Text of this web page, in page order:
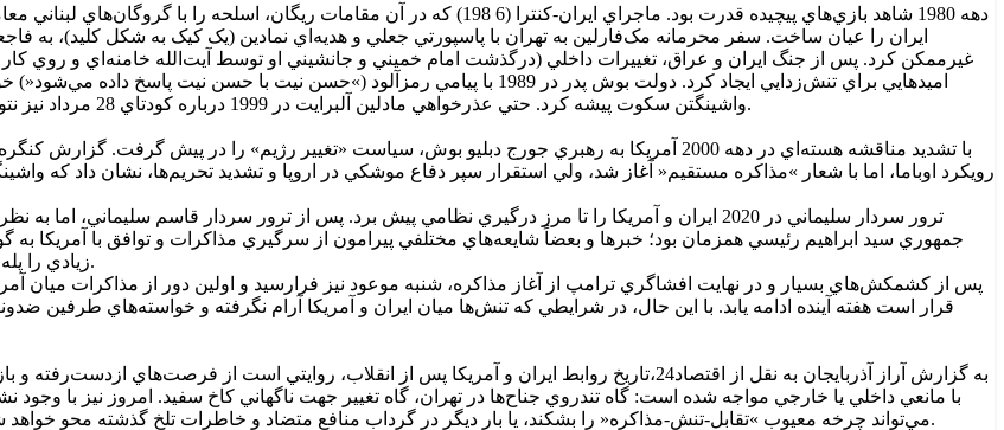
دهه 1980 شاهد بازي‌هاي پيچيده قدرت بود. ماجراي ايران-کنترا (6 198) که در آن مقامات
ايران را عيان ساخت. سفر محرمانه مک‌فارلين به تهران با پاسپورتي جعلي و هديه‌اي نمادين (يک کيک به شکل کليد)، به
غيرممکن کرد. پس از جنگ ايران و عراق، تغييرات داخلي (درگذشت امام خميني و جانشيني او توسط آيت‌الله خامنه‌اي و روي
واشينگتن سکوت پيشه کرد. حتي عذرخواهي مادلين آلبرايت در 1999 درباره کودتاي 28 مرداد نيز نتوانست ديوار بي‌اعتمادي را بشکند؛ تهران به جاي پذيرش، خواستار غرامت شد.
ترور سردار سليماني در 2020 ايران و آمريکا را تا مرز درگيري نظامي پيش برد. پس از ترور سردار قاسم
جمهوري سيد ابراهيم رئيسي همزمان بود؛ خبر‌ها و بعضاً شايعه‌هاي مختلفي پيرامون از سرگيري مذاکرات و توافق با آمريکا
زيادي را پله کرد تا به کرسي رياست جمهوري تکيه زند که يکي از آنها مذاکره با آمريکا بود.
پس از کشمکش‌هاي بسيار و در نهايت افشاگري ترامپ از آغاز مذاکره، شنبه موعود نيز فرارسيد و اولين دور از مذاکرات ميان
قرار است هفته آينده ادامه يابد. با اين حال، در شرايطي که تنش‌ها ميان ايران و آمريکا آرام نگرفته و خواسته‌هاي
با مانعي داخلي يا خارجي مواجه شده است: گاه تندروي جناح‌ها در تهران، گاه تغيير جهت ناگهاني کاخ سفيد. امروز نيز با
مي‌تواند چرخه معيوب »تقابل-تنش-مذاکره« را بشکند، يا بار ديگر در گرداب منافع متضاد و خاطرات تلخ گذشته محو خواهد شد؟ پاسخ، نه در اسناد تاريخي، که در اراده سياسي نسل‌هاي جديد نهفته است.